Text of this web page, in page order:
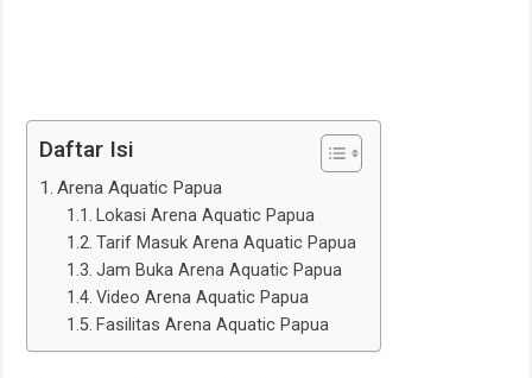
Daftar Isi
Arena Aquatic Papua
Lokasi Arena Aquatic Papua
Tarif Masuk Arena Aquatic Papua
Jam Buka Arena Aquatic Papua
Video Arena Aquatic Papua
Fasilitas Arena Aquatic Papua